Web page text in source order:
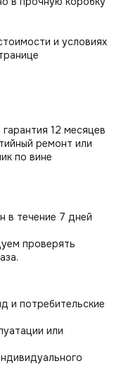
интерьера
столу, в том числе
удобное место для
как стул для
в зал или
ожидания.
уютную
над проектами.
для переговорных,
и условиях
12 месяцев
ремонт или
по вине
в течение 7 дней
проверять
и потребительские
или